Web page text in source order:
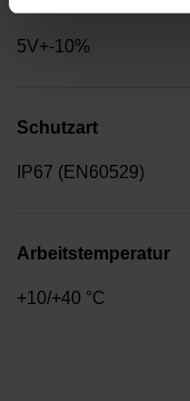
5V+-10%
Schutzart
IP67 (EN60529)
Arbeitstemperatur
+10/+40 °C